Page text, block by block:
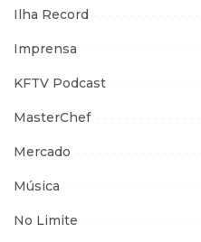
Ilha Record
Imprensa
KFTV Podcast
MasterChef
Mercado
Música
No Limite